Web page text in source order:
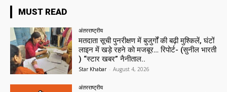
MUST READ
अंतरराष्ट्रीय
मतदाता सूची पुनरीक्षण में बुजुर्गों की बढ़ी मुश्किलें, घंटों
लाइन में खड़े रहने को मजबूर… रिपोर्ट- (सुनील भारती
) “स्टार खबर” नैनीताल..
Star Khabar - August 4, 2026
अंतरराष्ट्रीय